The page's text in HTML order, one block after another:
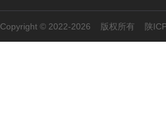
Copyright © 2022-2026 版权所有 陕